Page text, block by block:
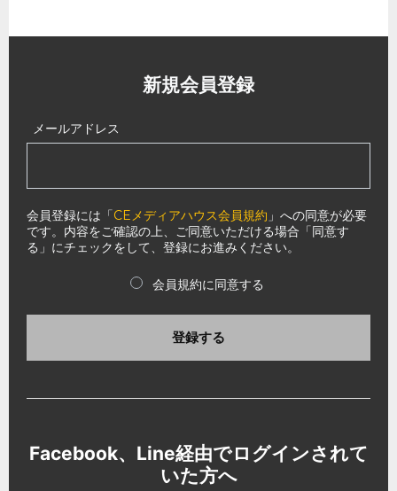
新規会員登録
メールアドレス
会員登録には「CEメディアハウス会員規約 」への同意が必要
です。内容をご確認の上、ご同意いただける場合「同意す
る」にチェックをして、登録にお進みください。
会員規約に同意する
登録する
Facebook、Line経由でログインされて
いた方へ